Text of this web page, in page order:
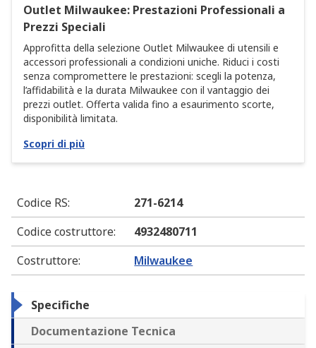
Outlet Milwaukee: Prestazioni Professionali a
Prezzi Speciali
Approfitta della selezione Outlet Milwaukee di utensili e
accessori professionali a condizioni uniche. Riduci i costi
senza compromettere le prestazioni: scegli la potenza,
l’affidabilità e la durata Milwaukee con il vantaggio dei
prezzi outlet. Offerta valida fino a esaurimento scorte,
disponibilità limitata.
Scopri di più
Codice RS:
271-6214
Codice costruttore:
4932480711
Costruttore: Milwaukee
Specifiche
Documentazione Tecnica